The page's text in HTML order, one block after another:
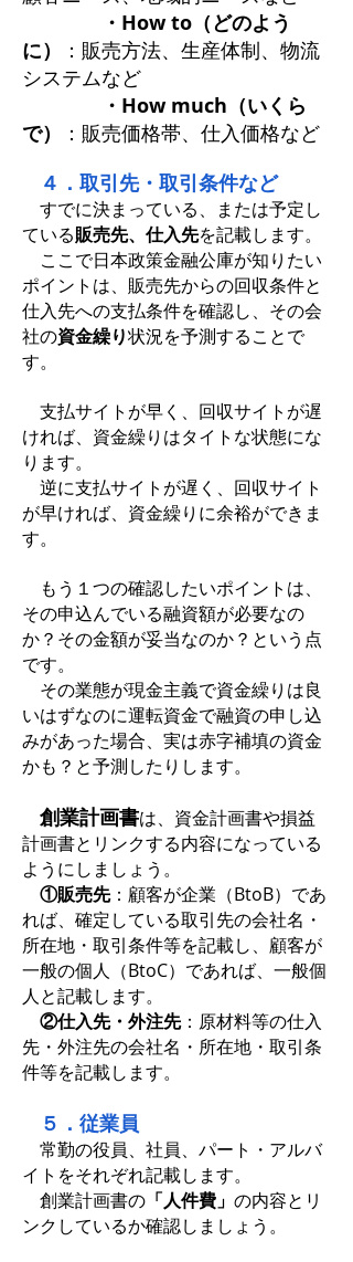
・How to（どのよう
に）
：販売方法、生産体制、物流
システムなど
・How much（いくら
で）
：販売価格帯、仕入価格など
４．取引先・取引条件など
すでに決まっている、または予定し
ている販売先、仕入先を記載します。
ここで日本政策金融公庫が知りたい
ポイントは、販売先からの回収条件と
仕入先への支払条件を確認し、その会
社の資金繰り状況を予測することで
す。
支払サイトが早く、回収サイトが遅
ければ、資金繰りはタイトな状態にな
ります。
逆に支払サイトが遅く、回収サイト
が早ければ、資金繰りに余裕ができま
す。
もう１つの確認したいポイントは、
その申込んでいる融資額が必要なの
か？その金額が妥当なのか？という点
です。
その業態が現金主義で資金繰りは良
いはずなのに運転資金で融資の申し込
みがあった場合、実は赤字補填の資金
かも？と予測したりします。
創業計画書は、資金計画書や損益
計画書とリンクする内容になっている
ようにしましょう。
①販売先：顧客が企業（BtoB）であ
れば、確定している取引先の会社名・
所在地・取引条件等を記載し、顧客が
一般の個人（BtoC）であれば、一般個
人と記載します。
②仕入先・外注先：原材料等の仕入
先・外注先の会社名・所在地・取引条
件等を記載します。
５．従業員
常勤の役員、社員、パート・アルバ
イトをそれぞれ記載します。
創業計画書の 「人件費」 の内容とリ
ンクしているか確認しましょう。